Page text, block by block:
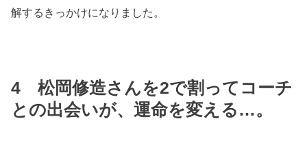
解するきっかけになりました。
4 松岡修造さんを2で割ってコーチ
との出会いが、運命を変える…。